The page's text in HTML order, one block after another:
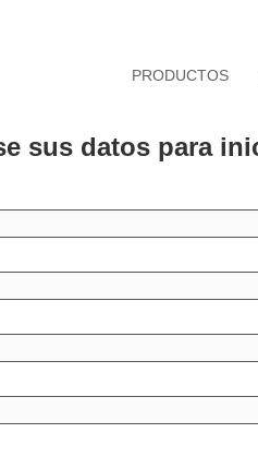
PRODUCTOS
sus datos para